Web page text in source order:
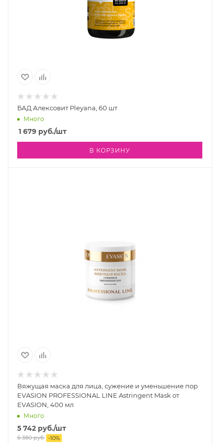
БАД Алексовит Pleyana, 60 шт
Много
1 679 руб./шт
В КОРЗИНУ
Вяжущая маска для лица, сужение и уменьшение пор
EVASION PROFESSIONAL LINE Astringent Mask от
EVASION, 400 мл
Много
5 742 руб./шт
6 380руб. -10%